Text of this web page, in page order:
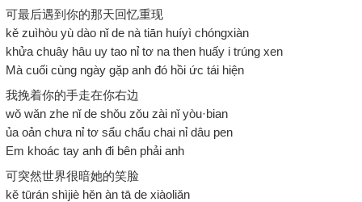
可最后遇到你的那天回忆重现
kě zuìhòu yù dào nǐ de nà tiān huíyì chóngxiàn
khửa chuây hâu uy tao nỉ tơ na then huấy i trúng xen
Mà cuối cùng ngày gặp anh đó hồi ức tái hiện
我挽着你的手走在你右边
wǒ wǎn zhe nǐ de shǒu zǒu zài nǐ yòu·bian
ủa oản chưa nỉ tơ sẩu chẩu chai nỉ dâu pen
Em khoác tay anh đi bên phải anh
可突然世界很暗她的笑脸
kě tūrán shìjiè hěn àn tā de xiàoliǎn